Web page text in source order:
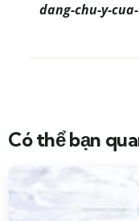
dang-chu-y-
Có thể bạn